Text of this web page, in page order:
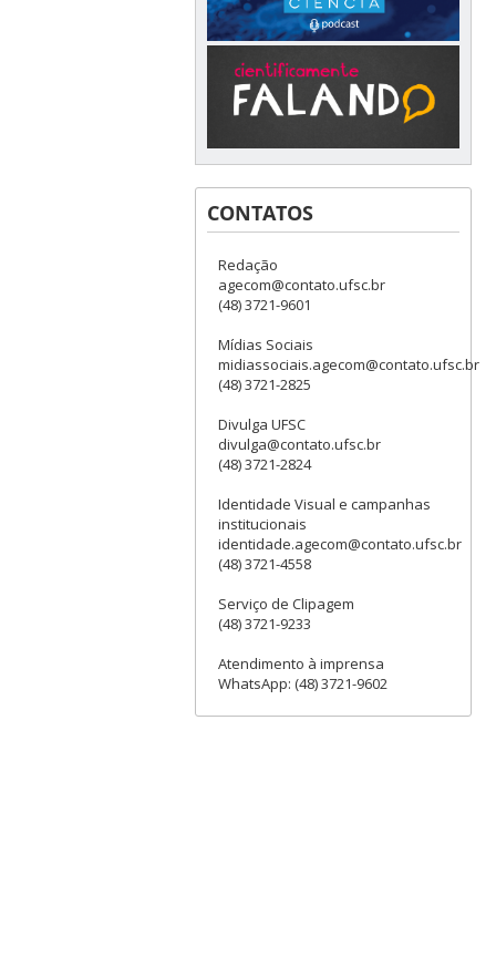
CONTATOS
Redação
agecom@contato.ufsc.br
(48) 3721-9601
Mídias Sociais
midiassociais.agecom@contato.ufsc.br
(48) 3721-2825
Divulga UFSC
divulga@contato.ufsc.br
(48) 3721-2824
Identidade Visual e campanhas
institucionais
identidade.agecom@contato.ufsc.br
(48) 3721-4558
Serviço de Clipagem
(48) 3721-9233
Atendimento à imprensa
WhatsApp: (48) 3721-9602